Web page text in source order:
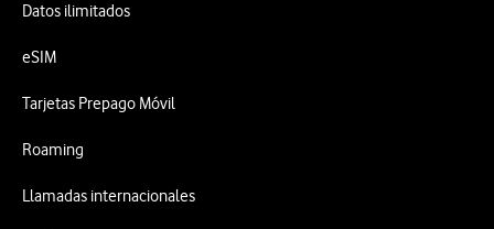
Datos ilimitados
eSIM
Tarjetas Prepago Móvil
Roaming
Llamadas internacionales